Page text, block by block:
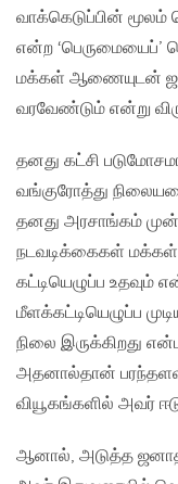
வாக்கெடுப்பின்
என்ற ‘பெருமையைப்’
மக்கள் ஆணையுடன்
வரவேண்டும் என்று
தனது கட்சி
வங்குரோத்து
தனது அரசாங்கம்
நடவடிக்கைகள்
கட்டியெழுப்ப உதவும்
மீளக்கட்டியெழுப்ப
நிலை இருக்கிறது
அதனால்தான்
வியூகங்களில் அவர்
ஆனால், அடுத்த